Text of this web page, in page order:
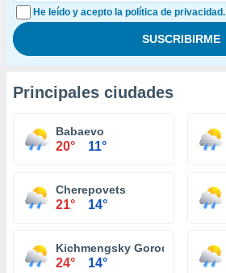
He leído y acepto la política de privacidad.
Principales ciudades
Babaevo
20° 11°
Cherepovets
21° 14°
Kichmengsky Gorodok
24° 14°